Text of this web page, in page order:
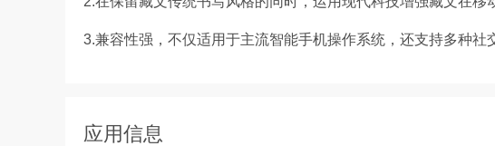
3.兼容性强，不仅适用于主流智能手机操作系统，还支持多种社
应用信息